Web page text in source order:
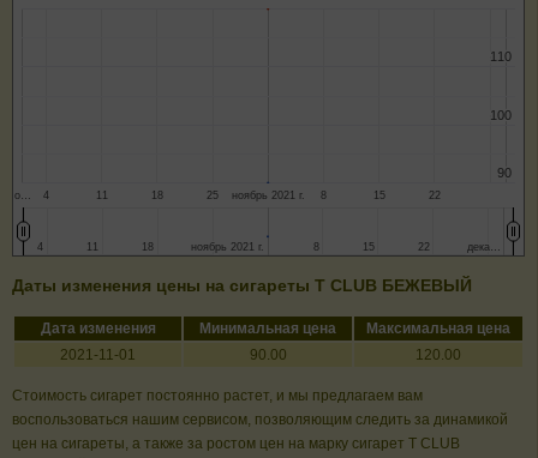
о… ноябрь 2021 г.
4 11 18 25 8 15 22
90
90
100
100
110
110
ноябрь 2021 г.
ноябрь 2021 г. дека…
дека…
4
4 11
11 18
18 8
8 15
15 22
22
Даты изменения цены на сигареты T CLUB БЕЖЕВЫЙ
Дата изменения Минимальная цена
Максимальная цена
2021-11-01
90.00 120.00
Стоимость сигарет постоянно растет, и мы предлагаем вам
воспользоваться нашим сервисом, позволяющим следить за динамикой
цен на сигареты, а также за ростом цен на марку сигарет T CLUB